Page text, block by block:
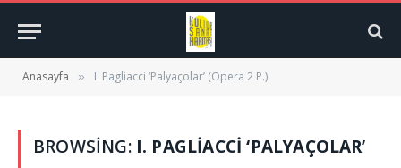
Anasayfa » I. Pagliacci ‘Palyaçolar’ (Opera 2 P.)
BROWSING: I. PAGLIACCI ‘PALYAÇOLAR’